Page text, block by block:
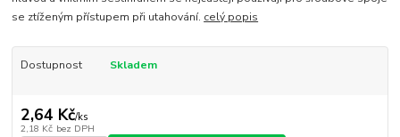
se ztíženým přístupem při utahování. celý popis
Dostupnost Skladem
2,64 Kč/ks
2,18 Kč bez DPH